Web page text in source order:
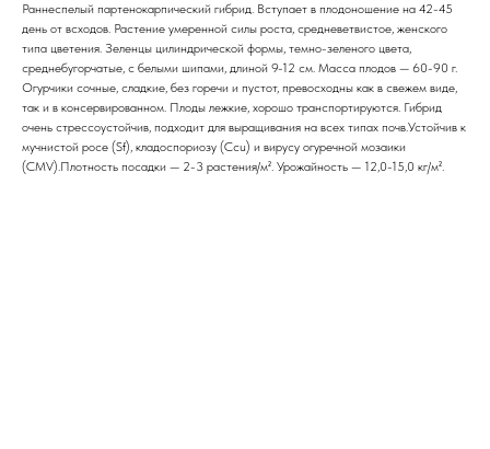
Раннеспелый партенокарпический гибрид. Вступает в плодоношение на 42-45
день от всходов. Растение умеренной силы роста, средневетвистое, женского
типа цветения. Зеленцы цилиндрической формы, темно-зеленого цвета,
среднебугорчатые, с белыми шипами, длиной 9-12 см. Масса плодов — 60-90 г.
Огурчики сочные, сладкие, без горечи и пустот, превосходны как в свежем виде,
так и в консервированном. Плоды лежкие, хорошо транспортируются. Гибрид
очень стрессоустойчив, подходит для выращивания на всех типах почв.Устойчив к
мучнистой росе (Sf), кладоспориозу (Ccu) и вирусу огуречной мозаики
(CMV).Плотность посадки — 2-3 растения/м². Урожайность — 12,0-15,0 кг/м².